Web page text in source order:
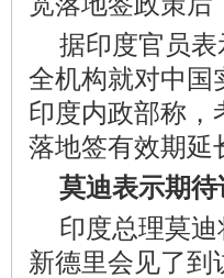
据印度官员
全机构就对中国
印度内政部称，
落地签有效期延
莫迪表示期待
印度总理莫
新德里会见了到